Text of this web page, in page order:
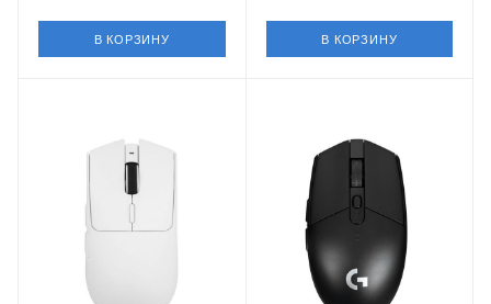
В КОРЗИНУ В КОРЗИНУ